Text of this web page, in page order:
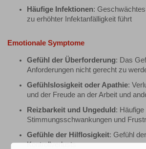
Häufige Infektionen:
zu erhöhter Infektanfälligkeit führt
Emotionale Symptome
Gefühl der Überforderung: Das
Anforderungen nicht gerecht zu
Gefühlslosigkeit oder Apathie:
und der Freude an der Arbeit und
Reizbarkeit und Ungeduld : Häufige
Stimmungsschwankungen und
Gefühle der Hilflosigkeit: Gefühl
Kontrollverlusts